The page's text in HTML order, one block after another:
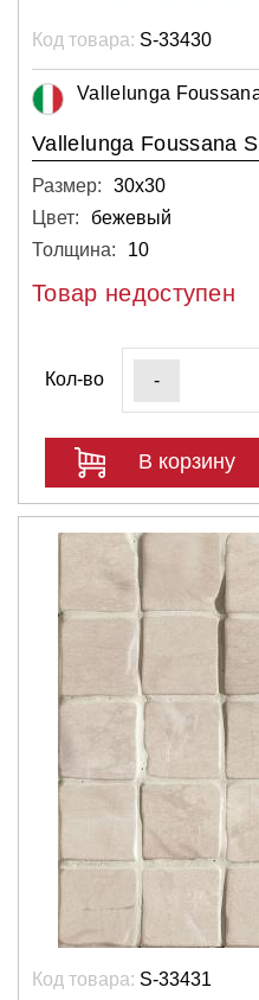
Код товара: S-33430
Vallelunga
Vallelunga Foussana
Размер:
30х30
Цвет:
бежевый
Толщина:
10
Товар недоступен
Кол-во -
В корзину
Код товара: S-33431